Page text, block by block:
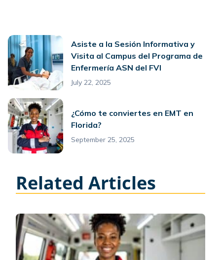
Asiste a la Sesión Informativa y
Visita al Campus del Programa de
Enfermería ASN del FVI
July 22, 2025
¿Cómo te conviertes en EMT en
Florida?
September 25, 2025
Related Articles